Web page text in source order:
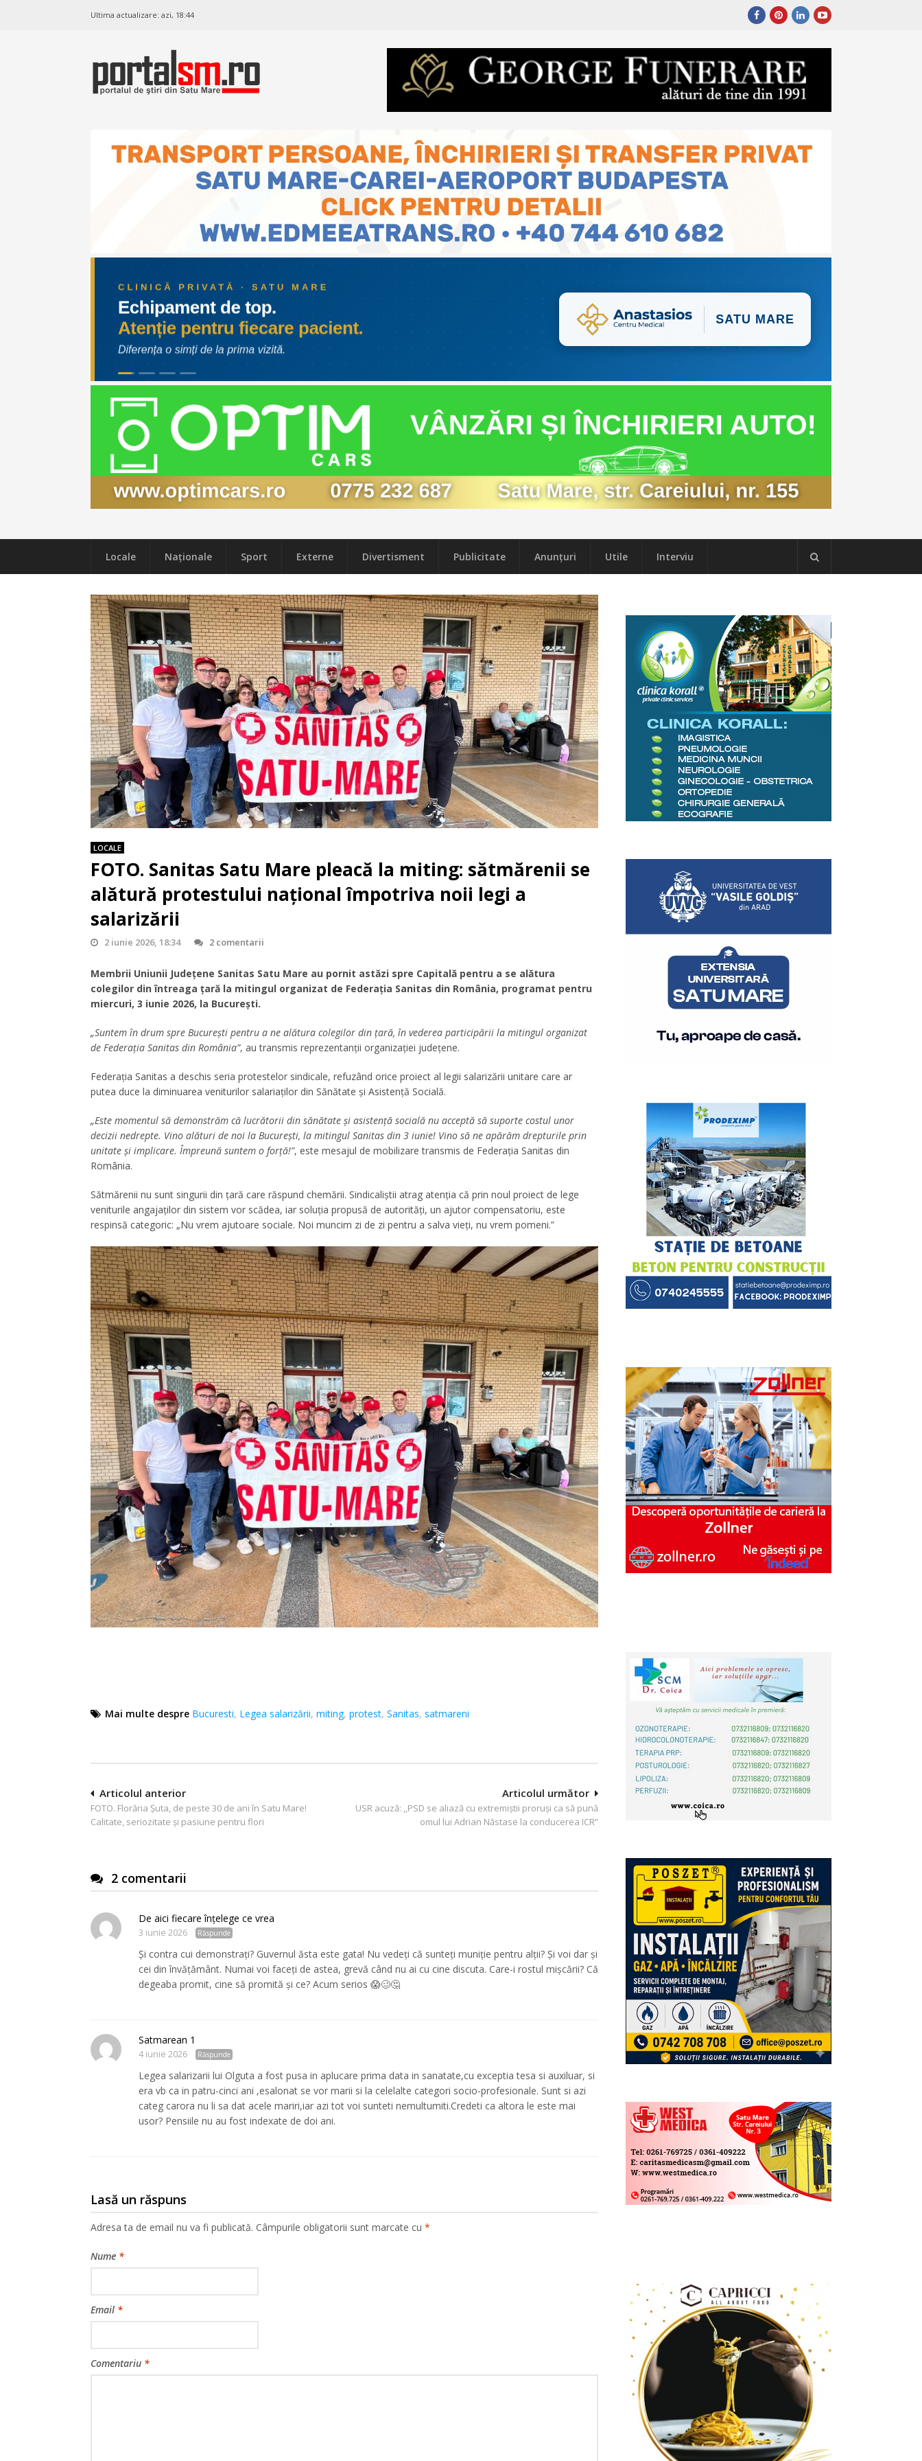
Ultima actualizare: azi, 18:44
Locale Naţionale Sport Externe Divertisment Publicitate Anunțuri Utile Interviu
LOCALE
FOTO. Sanitas Satu Mare pleacă la miting: sătmărenii se
alătură protestului național împotriva noii legi a
salarizării
2 iunie 2026, 18:34 2 comentarii
Membrii Uniunii Județene Sanitas Satu Mare au pornit astăzi spre Capitală pentru a se alătura
colegilor din întreaga țară la mitingul organizat de Federația Sanitas din România, programat pentru
miercuri, 3 iunie 2026, la București.
„Suntem în drum spre București pentru a ne alătura colegilor din țară, în vederea participării la mitingul organizat
de Federația Sanitas din România”, au transmis reprezentanții organizației județene.
Federația Sanitas a deschis seria protestelor sindicale, refuzând orice proiect al legii salarizării unitare care ar
putea duce la diminuarea veniturilor salariaților din Sănătate și Asistență Socială.
„Este momentul să demonstrăm că lucrătorii din sănătate și asistență socială nu acceptă să suporte costul unor
decizii nedrepte. Vino alături de noi la București, la mitingul Sanitas din 3 iunie! Vino să ne apărăm drepturile prin
unitate și implicare. Împreună suntem o forță!”, este mesajul de mobilizare transmis de Federația Sanitas din
România.
Sătmărenii nu sunt singurii din țară care răspund chemării. Sindicaliștii atrag atenția că prin noul proiect de lege
veniturile angajaților din sistem vor scădea, iar soluția propusă de autorități, un ajutor compensatoriu, este
respinsă categoric: „Nu vrem ajutoare sociale. Noi muncim zi de zi pentru a salva vieți, nu vrem pomeni.”
Mai multe despre Bucuresti, Legea salarizării, miting, protest, Sanitas, satmareni
Navigare
în
Articolul următor
USR acuză: ,,PSD se aliază cu extremiștii proruși ca să pună
omul lui Adrian Năstase la conducerea ICR”
Articolul anterior
FOTO. Florăria Șuta, de peste 30 de ani în Satu Mare!
Calitate, seriozitate și pasiune pentru flori
2 comentarii
De aici fiecare înțelege ce vrea
3 iunie 2026 Răspunde
Și contra cui demonstrați? Guvernul ăsta este gata! Nu vedeți că sunteți muniție pentru alții? Și voi dar și
cei din învățământ. Numai voi faceți de astea, grevă când nu ai cu cine discuta. Care-i rostul mișcării? Că
degeaba promit, cine să promită și ce? Acum serios 😱🥴🤔
Satmarean 1
4 iunie 2026 Răspunde
Legea salarizarii lui Olguta a fost pusa in aplucare prima data in sanatate,cu exceptia tesa si auxiluar, si
era vb ca in patru-cinci ani ,esalonat se vor marii si la celelalte categori socio-profesionale. Sunt si azi
categ carora nu li sa dat acele mariri,iar azi tot voi sunteti nemultumiti.Credeti ca altora le este mai
usor? Pensiile nu au fost indexate de doi ani.
Lasă un răspuns
Adresa ta de email nu va fi publicată. Câmpurile obligatorii sunt marcate cu *
Nume *
Email *
Comentariu *